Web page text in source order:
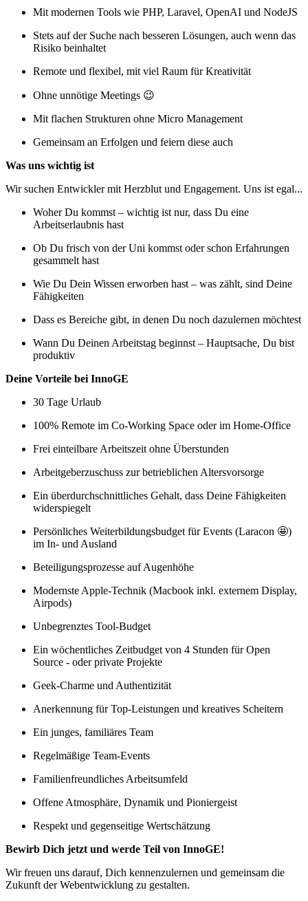
Mit modernen Tools wie PHP, Laravel, OpenAI und NodeJS
Stets auf der Suche nach besseren Lösungen, auch wenn das
Risiko beinhaltet
Remote und flexibel, mit viel Raum für Kreativität
Ohne unnötige Meetings 😉
Mit flachen Strukturen ohne Micro Management
Gemeinsam an Erfolgen und feiern diese auch
Was uns wichtig ist
Wir suchen Entwickler mit Herzblut und Engagement. Uns ist egal...
Woher Du kommst – wichtig ist nur, dass Du eine
Arbeitserlaubnis hast
Ob Du frisch von der Uni kommst oder schon Erfahrungen
gesammelt hast
Wie Du Dein Wissen erworben hast – was zählt, sind Deine
Fähigkeiten
Dass es Bereiche gibt, in denen Du noch dazulernen möchtest
Wann Du Deinen Arbeitstag beginnst – Hauptsache, Du bist
produktiv
Deine Vorteile bei InnoGE
30 Tage Urlaub
100% Remote im Co-Working Space oder im Home-Office
Frei einteilbare Arbeitszeit ohne Überstunden
Arbeitgeberzuschuss zur betrieblichen Altersvorsorge
Ein überdurchschnittliches Gehalt, dass Deine Fähigkeiten
widerspiegelt
Persönliches Weiterbildungsbudget für Events (Laracon 🤩)
im In- und Ausland
Beteiligungsprozesse auf Augenhöhe
Modernste Apple-Technik (Macbook inkl. externem Display,
Airpods)
Unbegrenztes Tool-Budget
Ein wöchentliches Zeitbudget von 4 Stunden für Open
Source - oder private Projekte
Geek-Charme und Authentizität
Anerkennung für Top-Leistungen und kreatives Scheitern
Ein junges, familiäres Team
Regelmäßige Team-Events
Familienfreundliches Arbeitsumfeld
Offene Atmosphäre, Dynamik und Pioniergeist
Respekt und gegenseitige Wertschätzung
Bewirb Dich jetzt und werde Teil von InnoGE!
Wir freuen uns darauf, Dich kennenzulernen und gemeinsam die
Zukunft der Webentwicklung zu gestalten.